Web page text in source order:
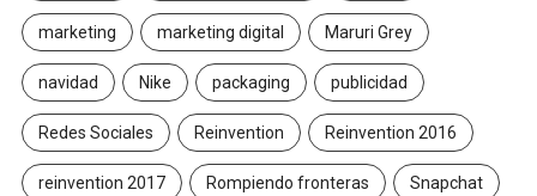
marketing marketing digital Maruri Grey
navidad Nike packaging publicidad
Redes Sociales Reinvention Reinvention 2016
reinvention 2017 Rompiendo fronteras Snapchat